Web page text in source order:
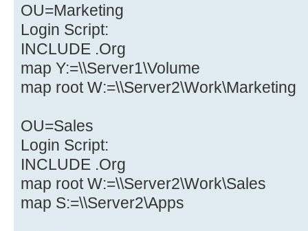
OU=Marketing
Login Script:
INCLUDE .Org
map Y:=\\Server1\Volume
map root W:=\\Server2\Work\Marketing
OU=Sales
Login Script:
INCLUDE .Org
map root W:=\\Server2\Work\Sales
map S:=\\Server2\Apps